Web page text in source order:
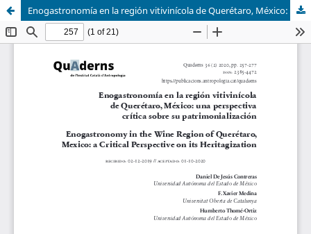
Enogastronomía en la región vitivinícola de Querétaro, México: una perspectiva crítica sobre su patrimonialización